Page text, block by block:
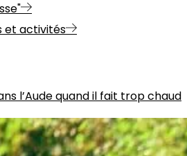
et activités
l’Aude quand il fait trop chaud